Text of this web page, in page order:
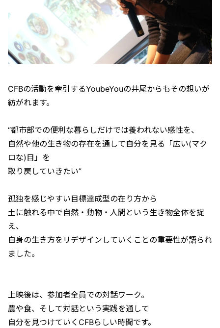
CFBの活動を牽引するYoubeYouの井尾からもその想いが
紡がれます。
“都市部での便利な暮らしだけでは養われない感性を、
自然や他の生き物の存在を通して自分を見る「広い(マク
ロな)目」を
取り戻していきたい”
孤独を感じやすい目標達成型の在り方から
土に触れる中で自然・動物・人間という生き物全体を捉
え、
自身の生き方をリデザインしていくことの重要性が語られ
ました。
上映後は、参加者全員での対話ワーク。
農や食、そして対話という実践を通して
自分を見つけていくCFBらしい時間です。